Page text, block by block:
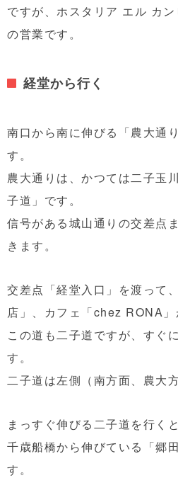
ですが、ホスタリア エル カ
の営業です。
経堂から行く
南口から南に伸びる「農大通
す。
農大通りは、かつては二子玉
子道」です。
信号がある城山通りの交差点
きます。
交差点「経堂入口」を渡って
店」、カフェ「chez RONA」
この道も二子道ですが、すぐ
す。
二子道は左側（南方面、農大
まっすぐ伸びる二子道を行く
千歳船橋から伸びている「郷
す。